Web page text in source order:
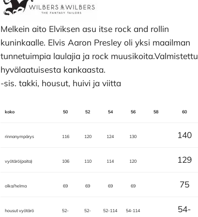
Melkein aito Elviksen asu itse rock and rollin
kuninkaalle. Elvis Aaron Presley oli yksi maailman
tunnetuimpia laulajia ja rock muusikoita.Valmistettu
hyvälaatuisesta kankaasta.
-sis. takki, housut, huivi ja viitta
koko 50 52 54 56 58 60
rinnanympärys 116 120 124 130 140
vyötärö(paita) 106 110 114 120 129
olka/helma 69 69 69 69 75
housut vyötärö 52- 52- 52-114 54-114 54-